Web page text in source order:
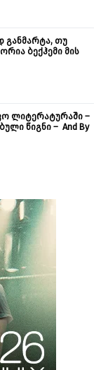
განმარტა, თუ
ბექჰემი მის
ლიტერატურაში –
წიგნი – And By